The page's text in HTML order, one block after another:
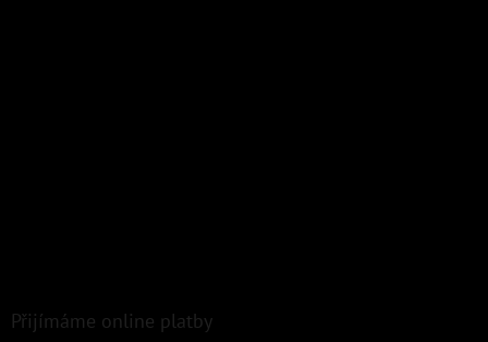
Přijímáme online platby